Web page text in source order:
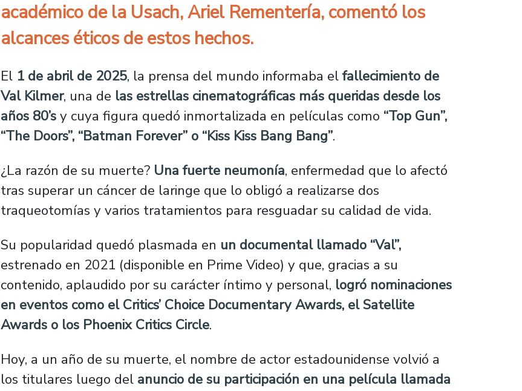
académico de la Usach, Ariel Rementería, comentó los
alcances éticos de estos hechos.
El 1 de abril de 2025, la prensa del mundo informaba elfallecimiento de
Val Kilmer, una de las estrellas cinematográficas más queridas desde los
años 80’sy cuya figura quedó inmortalizada en películas como “Top Gun”,
“The Doors”, “Batman Forever” o “Kiss Kiss Bang Bang”.
¿La razón de su muerte? Una fuerte neumonía, enfermedad que lo afectó
tras superar un cáncer de laringe que lo obligó a realizarse dos
traqueotomías y varios tratamientos para resguadar su calidad de vida.
Su popularidad quedó plasmada en un documental llamado “Val”,
estrenado en 2021 (disponible en Prime Video) y que, gracias a su
contenido, aplaudido por su carácter íntimo y personal, logró nominaciones
en eventos como el Critics’ Choice Documentary Awards, el Satellite
Awards o los Phoenix Critics Circle.
Hoy, a un año de su muerte, el nombre de actor estadounidense volvió a
los titulares luego del anuncio de su participación en una película llamada